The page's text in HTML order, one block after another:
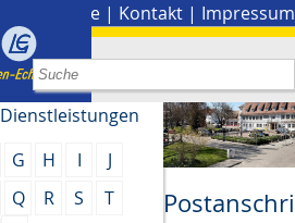
Presse | Kontakt | Impressum
Dienstleistungen
G H I
J
Q R S
T